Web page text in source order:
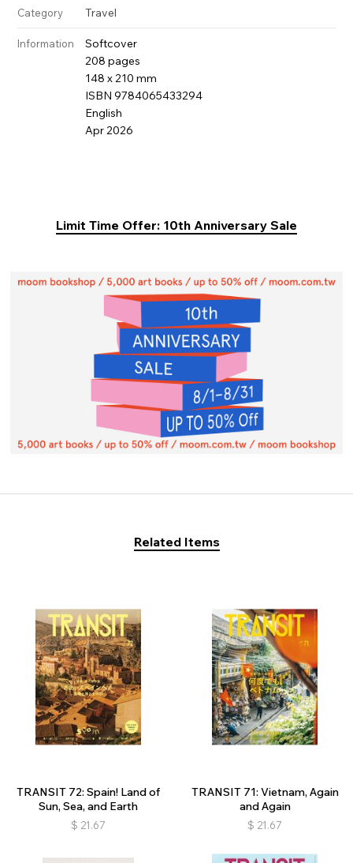
Category Travel
Information
Softcover
208 pages
148 x 210 mm
ISBN 9784065433294
English
Apr 2026
Limit Time Offer: 10th Anniversary Sale
Related Items
TRANSIT 72: Spain! Land of
Sun, Sea, and Earth
$ 21.67
TRANSIT 71: Vietnam, Again
and Again
$ 21.67